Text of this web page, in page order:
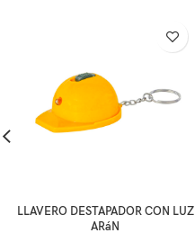
LLAVERO DESTAPADOR CON LUZ
ARáN